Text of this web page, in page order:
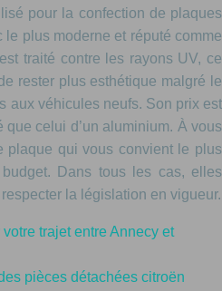
pour la confection de plaques
le plus moderne et réputé comme
traité contre les rayons UV, ce
rester plus esthétique malgré le
aux véhicules neufs. Son prix est
celui d’un aluminium. À vous
plaque qui vous convient le plus
Dans tous les cas, elles
la législation en vigueur.
trajet entre Annecy et
pièces détachées citroën